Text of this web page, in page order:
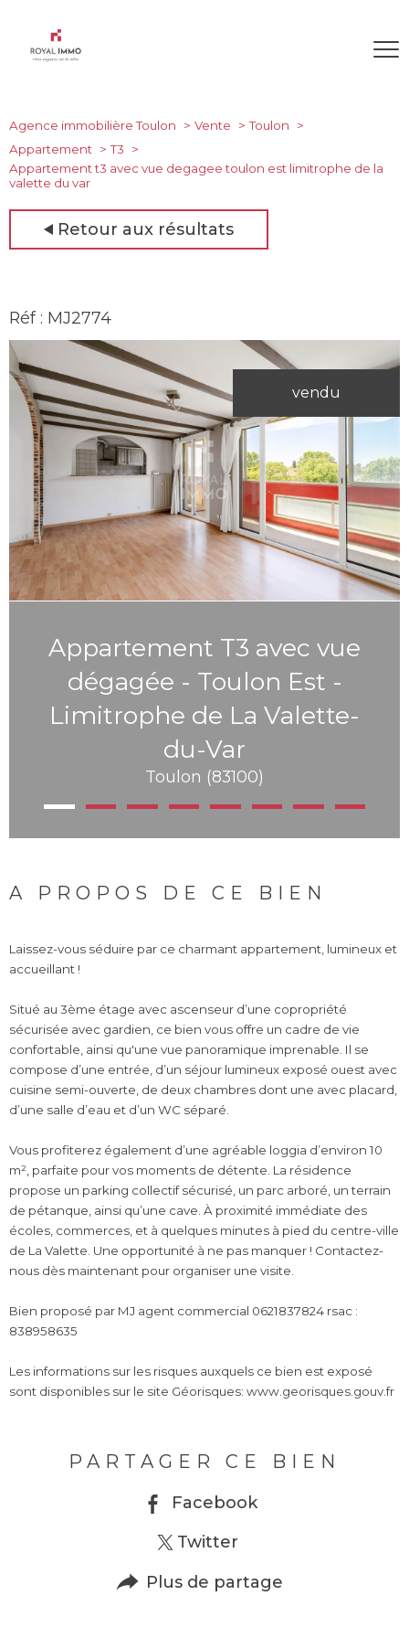
Agence immobilière Toulon Vente
Toulon
Appartement
T3
Appartement t3 avec vue degagee toulon est limitrophe de la
valette du var
Retour aux résultats
Réf : MJ2774
vendu
Appartement T3 avec vue
dégagée - Toulon Est -
Limitrophe de La Valette-
du-Var
Toulon (83100)
A PROPOS DE CE BIEN
Laissez-vous séduire par ce charmant appartement, lumineux et
accueillant !
Situé au 3ème étage avec ascenseur d’une copropriété
sécurisée avec gardien, ce bien vous offre un cadre de vie
confortable, ainsi qu'une vue panoramique imprenable. Il se
compose d’une entrée, d’un séjour lumineux exposé ouest avec
cuisine semi-ouverte, de deux chambres dont une avec placard,
d’une salle d’eau et d’un WC séparé.
Vous profiterez également d’une agréable loggia d’environ 10
m², parfaite pour vos moments de détente. La résidence
propose un parking collectif sécurisé, un parc arboré, un terrain
de pétanque, ainsi qu’une cave. À proximité immédiate des
écoles, commerces, et à quelques minutes à pied du centre-ville
de La Valette. Une opportunité à ne pas manquer ! Contactez-
nous dès maintenant pour organiser une visite.
Bien proposé par MJ agent commercial 0621837824 rsac :
838958635
Les informations sur les risques auxquels ce bien est exposé
sont disponibles sur le site Géorisques: www.georisques.gouv.fr
PARTAGER CE BIEN
Facebook
Twitter
Plus de partage